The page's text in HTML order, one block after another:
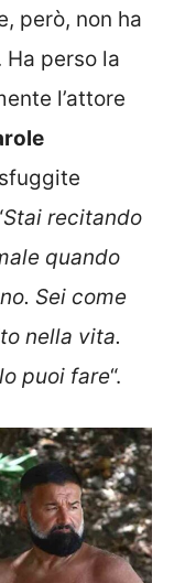
però, non ha
perso la
l’attore
Stai recitando
quando
Sei come
nella vita.
puoi fare“.